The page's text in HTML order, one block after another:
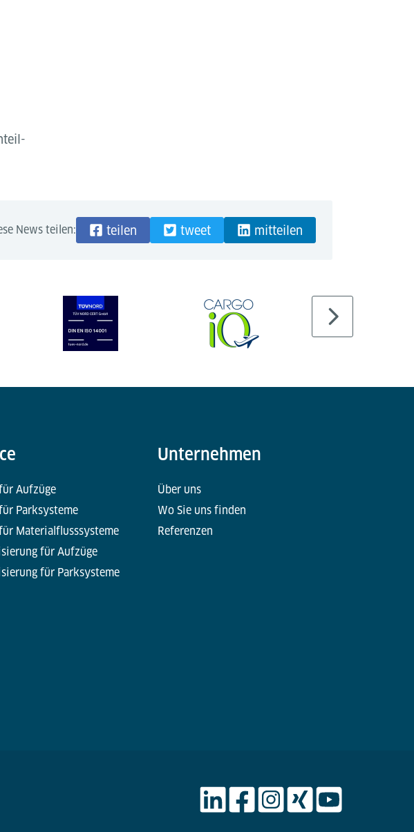
News teilen: teilen tweet mitteilen
Aufzüge
Parksysteme
Materialflusssysteme
für Aufzüge
für Parksysteme
Unternehmen
Über uns
Wo Sie uns finden
Referenzen